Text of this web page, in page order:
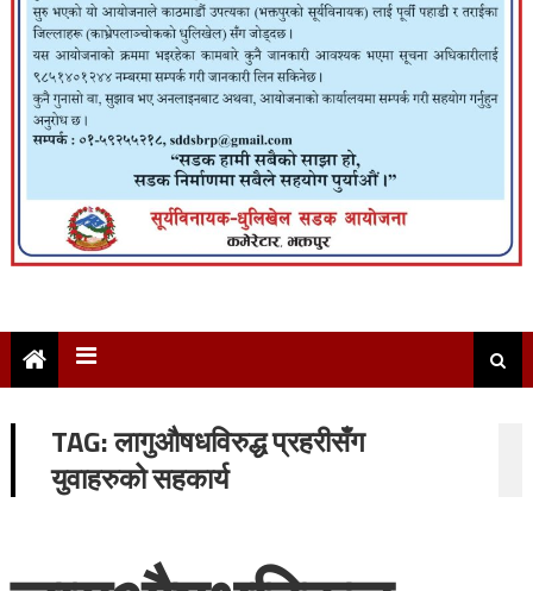
TAG:लागुऔषधविरुद्ध प्रहरीसँग
युवाहरुको सहकार्य